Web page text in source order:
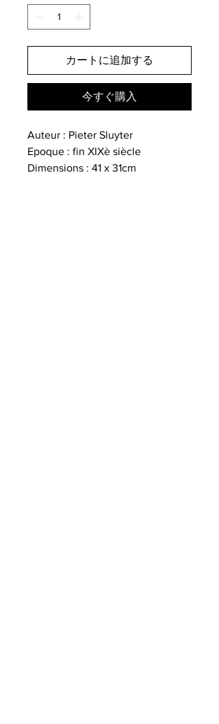
カートに追加する
今すぐ購入
Auteur : Pieter Sluyter
Epoque : fin XIXè siècle
Dimensions : 41 x 31cm